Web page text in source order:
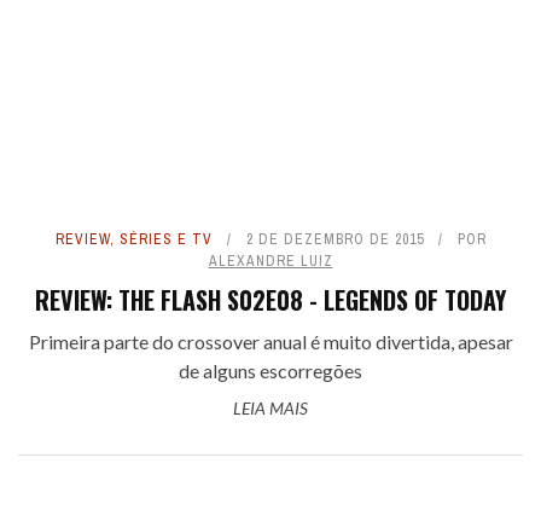
REVIEW, SÉRIES E TV 2 DE DEZEMBRO DE 2015
POR
ALEXANDRE LUIZ
REVIEW: THE FLASH S02E08 - LEGENDS OF TODAY
Primeira parte do crossover anual é muito divertida, apesar
de alguns escorregões
LEIA MAIS